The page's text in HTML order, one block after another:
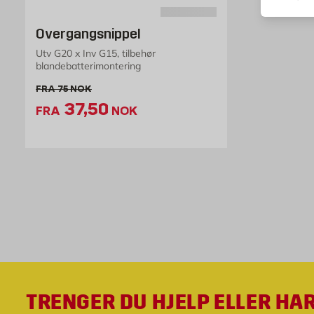
Overgangsnippel
Utv G20 x Inv G15, tilbehør
blandebatterimontering
FRAGammel pris 75 NOK /stk
75NOK
FRA Ekstrapris 37.5 NOK /stk
37,50 NOK
TRENGER DU HJELP ELLER